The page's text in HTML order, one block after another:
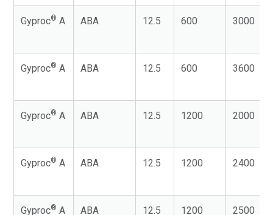
Gyproc® A ABA 12.5 600 3000
Gyproc® A ABA 12.5 600 3600
Gyproc® A ABA 12.5 1200 2000
Gyproc® A ABA 12.5 1200 2400
Gyproc® A ABA 12.5 1200 2500